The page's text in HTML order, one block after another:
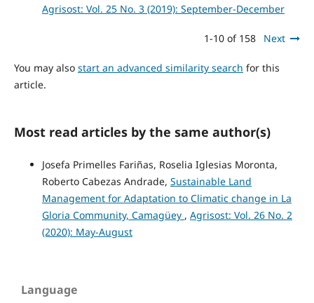
Agrisost: Vol. 25 No. 3 (2019): September-December
1-10 of 158 Next
You may also start an advanced similarity search for this
article.
Most read articles by the same author(s)
Josefa Primelles Fariñas, Roselia Iglesias Moronta,
Roberto Cabezas Andrade, Sustainable Land
Management for Adaptation to Climatic change in La
Gloria Community, Camagüey , Agrisost: Vol. 26 No. 2
(2020): May-August
Language